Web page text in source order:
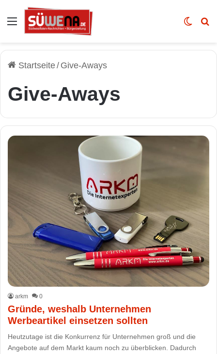
Auswahl Skin
Startseite/ Give-Aways
Give-Aways
arkm 0
Gründe, weshalb Unternehmen
Werbeartikel einsetzen sollten
Heutzutage ist die Konkurrenz für Unternehmen groß und die
Angebote auf dem Markt kaum noch zu überblicken. Dadurch